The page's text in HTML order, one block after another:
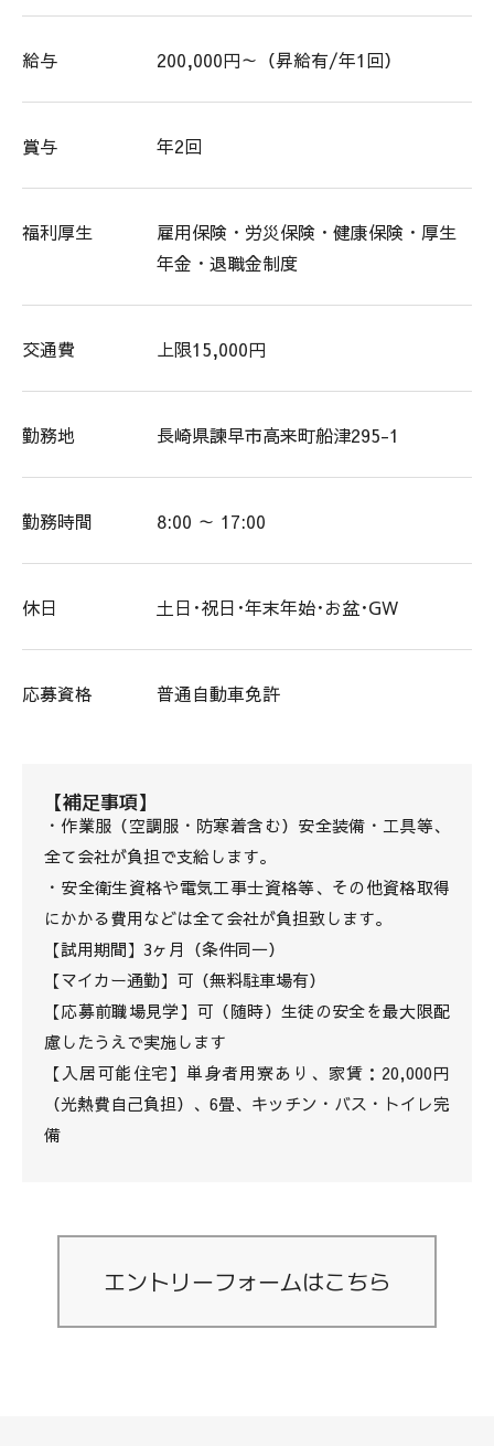
給与
賞与
福利厚生
交通費
勤務地
勤務時間
休日
応募資格
200,000円～（昇給有/年1回）
年2回
雇用保険・労災保険・健康保険・厚生
年金・退職金制度
上限15,000円
長崎県諫早市高来町船津295-1
8:00 ～ 17:00
土日･祝日･年末年始･お盆･GW
普通自動車免許
【補足事項】
・作業服（空調服・防寒着含む）安全装備・工具等、
全て会社が負担で支給します。
・安全衛生資格や電気工事士資格等、その他資格取得
にかかる費用などは全て会社が負担致します。
【試用期間】3ヶ月（条件同一）
【マイカー通勤】可（無料駐車場有）
【応募前職場見学】可（随時）生徒の安全を最大限配
慮したうえで実施します
【入居可能住宅】単身者用寮あり、家賃：20,000円
（光熱費自己負担）、6畳、キッチン・バス・トイレ完
備
エントリーフォームはこちら